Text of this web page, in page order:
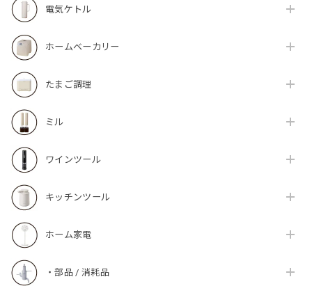
電気ケトル
ホームベーカリー
たまご調理
ミル
ワインツール
キッチンツール
ホーム家電
・部品 / 消耗品